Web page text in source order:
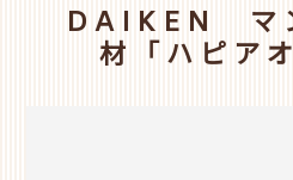
DAIKEN マ
材「ハピア